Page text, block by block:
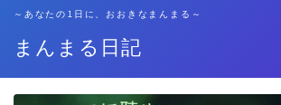
まんまる日記
～あなたの1日に、おおきなまんまる～